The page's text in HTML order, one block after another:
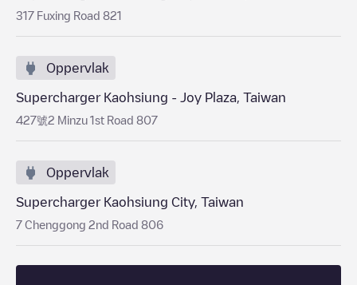
317 Fuxing Road 821
Oppervlak
Supercharger Kaohsiung - Joy Plaza, Taiwan
427號2 Minzu 1st Road 807
Oppervlak
Supercharger Kaohsiung City, Taiwan
7 Chenggong 2nd Road 806